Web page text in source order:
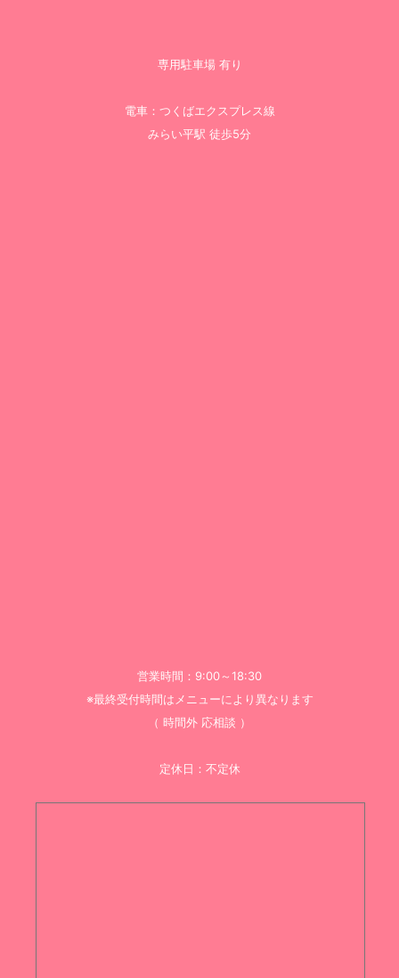
専用駐車場 有り
電車：つくばエクスプレス線
みらい平駅 徒歩5分
営業時間：9:00～18:30
※最終受付時間はメニューにより異なります
（ 時間外 応相談 ）
定休日：不定休